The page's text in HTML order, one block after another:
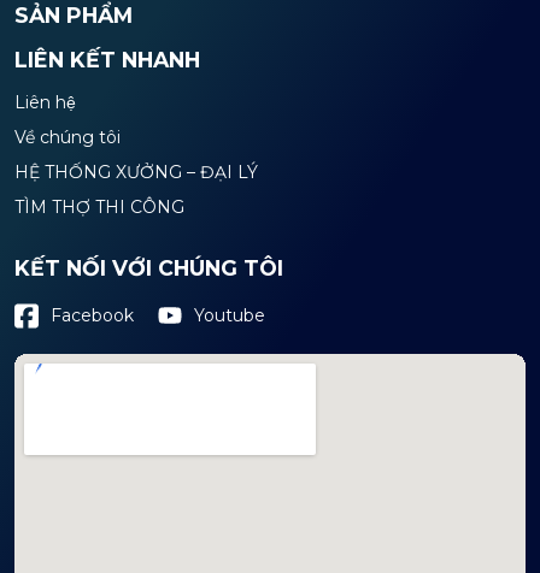
SẢN PHẨM
LIÊN KẾT NHANH
Liên hệ
Về chúng tôi
HỆ THỐNG XƯỞNG – ĐẠI LÝ
TÌM THỢ THI CÔNG
KẾT NỐI VỚI CHÚNG TÔI
Facebook Youtube